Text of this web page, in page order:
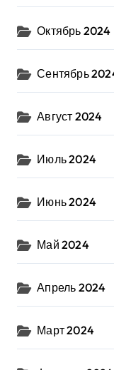
Октябрь 2024
Сентябрь
Август 2024
Июль 2024
Июнь 2024
Май 2024
Апрель 2024
Март 2024